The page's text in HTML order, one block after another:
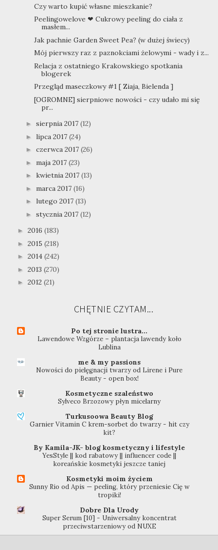
Czy warto kupić własne mieszkanie?
Peelingowelove ❤ Cukrowy peeling do ciała z
masłem...
Jak pachnie Garden Sweet Pea? (w dużej świecy)
Mój pierwszy raz z paznokciami żelowymi - wady i z...
Relacja z ostatniego Krakowskiego spotkania
blogerek
Przegląd maseczkowy #1 [ Ziaja, Bielenda ]
[OGROMNE] sierpniowe nowości - czy udało mi się
pr...
► sierpnia 2017 (12)
► lipca 2017 (24)
► czerwca 2017 (26)
► maja 2017 (23)
► kwietnia 2017 (13)
► marca 2017 (16)
► lutego 2017 (13)
► stycznia 2017 (12)
► 2016 (183)
► 2015 (218)
► 2014 (242)
► 2013 (270)
► 2012 (21)
CHĘTNIE CZYTAM...
Po tej stronie lustra...
Lawendowe Wzgórze – plantacja lawendy koło
Lublina
me & my passions
Nowości do pielęgnacji twarzy od Lirene i Pure
Beauty - open box!
Kosmetyczne szaleństwo
Sylveco Brzozowy płyn micelarny
Turkusoowa Beauty Blog
Garnier Vitamin C krem-sorbet do twarzy - hit czy
kit?
By Kamila-JK- blog kosmetyczny i lifestyle
YesStyle || kod rabatowy || influencer code ||
koreańskie kosmetyki jeszcze taniej
Kosmetyki moim życiem
Sunny Rio od Apis — peeling, który przeniesie Cię w
tropiki!
Dobre Dla Urody
Super Serum [10] - Uniwersalny koncentrat
przeciwstarzeniowy od NUXE